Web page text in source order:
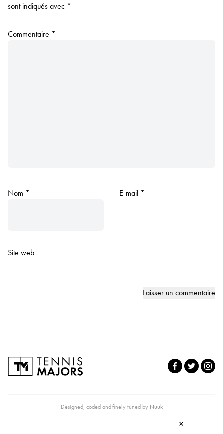
sont indiqués avec *
Commentaire *
Nom * E-mail *
Site web
Designed, coded and finely tuned by Nuuk
×